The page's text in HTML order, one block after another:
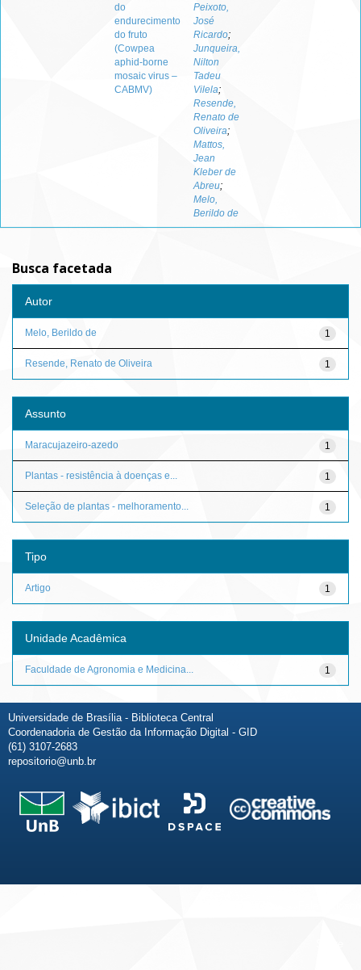
do
endurecimento
do fruto
(Cowpea
aphid-borne
mosaic virus –
CABMV)
Peixoto,
José
Ricardo;
Junqueira,
Nilton
Tadeu
Vilela;
Resende,
Renato de
Oliveira;
Mattos,
Jean
Kleber de
Abreu;
Melo,
Berildo de
Busca facetada
Autor
1
Melo, Berildo de
1
Resende, Renato de Oliveira
Assunto
1
Maracujazeiro-azedo
1
Plantas - resistência à doenças e...
1
Seleção de plantas - melhoramento...
Tipo
1
Artigo
Unidade Acadêmica
1
Faculdade de Agronomia e Medicina...
Universidade de Brasília - Biblioteca Central
Coordenadoria de Gestão da Informação Digital - GID
(61) 3107-2683
repositorio@unb.br